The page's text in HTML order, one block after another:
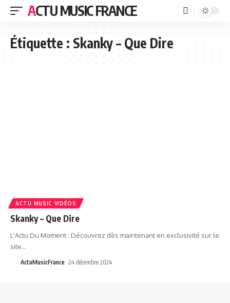
ACTU MUSIC FRANCE
Étiquette :Skanky – Que Dire
ACTU MUSIC VIDÉOS
Skanky – Que Dire
L'Actu Du Moment : Découvrez dès maintenant en exclusivité sur le
site…
ActuMusicFrance 24 décembre 2024